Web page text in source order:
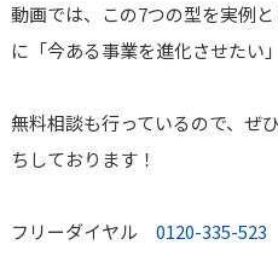
動画では、この7つの型を実例
に「今ある事業を進化させたい
無料相談も行っているので、ぜ
ちしております！
フリーダイヤル 0120-335-523